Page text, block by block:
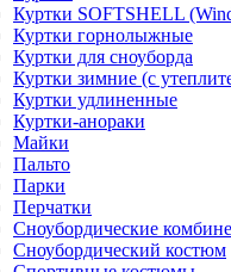
Куртки SOFTSHELL
Куртки горнолыжные
Куртки для сноуборда
Куртки зимние (с
Куртки удлиненные
Куртки-анораки
Майки
Пальто
Парки
Перчатки
Сноубордические
Сноубордический костюм